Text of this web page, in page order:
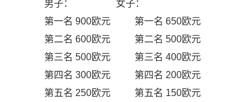
男子： 女子：
第一名 900欧元 第一名 650欧元
第二名 600欧元 第二名 500欧元
第三名 500欧元 第三名 400欧元
第四名 300欧元 第四名 200欧元
第五名 250欧元 第五名 150欧元